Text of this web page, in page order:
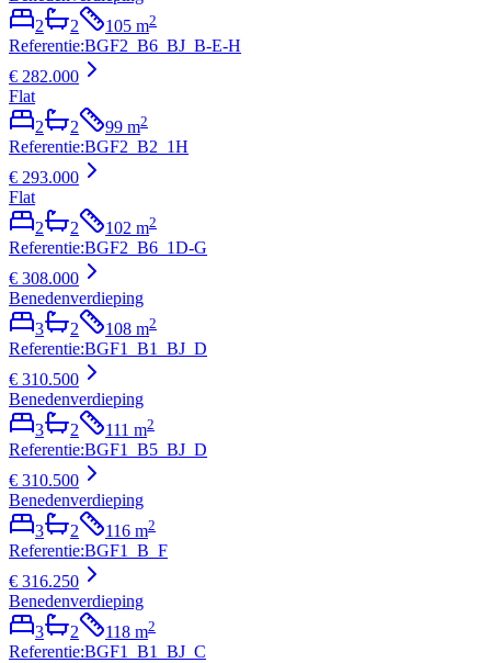
2
2 105 m2
Referentie:BGF2_B6_BJ_B-E-H
€ 282.000
Flat
2
2 99 m2
Referentie:BGF2_B2_1H
€ 293.000
Flat
2
2 102 m2
Referentie:BGF2_B6_1D-G
€ 308.000
Benedenverdieping
3
2 108 m2
Referentie:BGF1_B1_BJ_D
€ 310.500
Benedenverdieping
3
2 111 m2
Referentie:BGF1_B5_BJ_D
€ 310.500
Benedenverdieping
3
2 116 m2
Referentie:BGF1_B_F
€ 316.250
Benedenverdieping
3
2 118 m2
Referentie:BGF1_B1_BJ_C